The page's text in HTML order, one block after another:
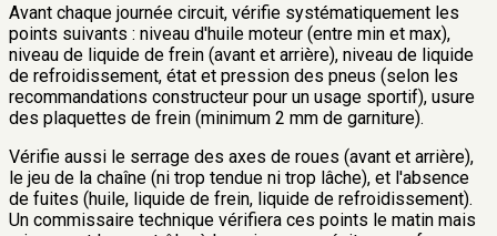
Avant chaque journée circuit, vérifie systématiquement les
points suivants : niveau d'huile moteur (entre min et max),
niveau de liquide de frein (avant et arrière), niveau de liquide
de refroidissement, état et pression des pneus (selon les
recommandations constructeur pour un usage sportif), usure
des plaquettes de frein (minimum 2 mm de garniture).
Vérifie aussi le serrage des axes de roues (avant et arrière),
le jeu de la chaîne (ni trop tendue ni trop lâche), et l'absence
de fuites (huile, liquide de frein, liquide de refroidissement).
Un commissaire technique vérifiera ces points le matin mais